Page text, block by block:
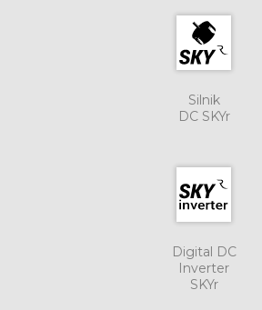
Silnik
DC SKYr
Digital DC
Inverter
SKYr